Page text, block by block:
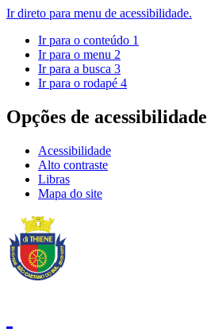
Ir direto para menu de acessibilidade.
Ir para o conteúdo 1
Ir para o menu 2
Ir para a busca 3
Ir para o rodapé 4
Opções de acessibilidade
Acessibilidade
Alto contraste
Libras
Mapa do site